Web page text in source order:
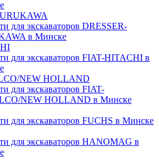
для экскаваторов DRESSER-
в Минске
для экскаваторов FIAT-HITACHI в
NEW HOLLAND
для экскаваторов FIAT-
NEW HOLLAND в Минске
для экскаваторов FUCHS в Минске
для экскаваторов HANOMAG в